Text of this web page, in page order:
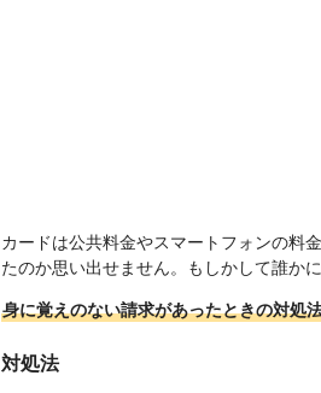
カードは公共料金やスマートフォンの料
たのか思い出せません。もしかして誰か
身に覚えのない請求があったときの対処
対処法